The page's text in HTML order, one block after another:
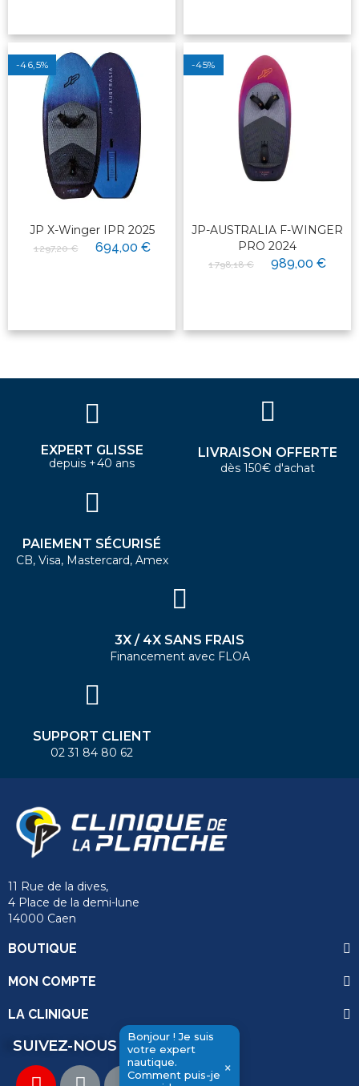
-46,5%
JP X-Winger IPR 2025
1 297,20 € 694,00 €
-45%
JP-AUSTRALIA F-WINGER
PRO 2024
1 798,18 € 989,00 €
Bonjour ! Je suis
votre expert
nautique.
Comment puis-je ×
EXPERT GLISSE
depuis +40 ans
LIVRAISON OFFERTE
dès 150€ d'achat
PAIEMENT SÉCURISÉ
CB, Visa, Mastercard, Amex
3X / 4X SANS FRAIS
Financement avec FLOA
SUPPORT CLIENT
02 31 84 80 62
11 Rue de la dives,
4 Place de la demi-lune
14000 Caen
BOUTIQUE
MON COMPTE
LA CLINIQUE
SUIVEZ-NOUS